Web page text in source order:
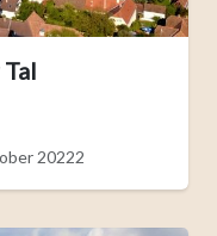
20222